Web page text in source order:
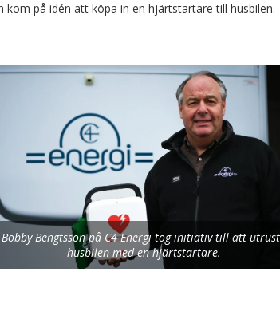
på idén att köpa in en hjärtstartare till husbilen.
Bobby Bengtsson på C4 Energi tog initiativ till att
husbilen med en hjärtstartare.